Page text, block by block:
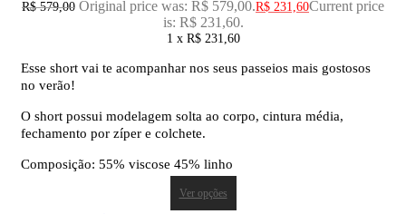
R$579,00 Original price was: R$ 579,00.R$ 231,60Current price
is: R$ 231,60.
1 x R$231,60
Esse short vai te acompanhar nos seus passeios mais gostosos
no verão!
O short possui modelagem solta ao corpo, cintura média,
fechamento por zíper e colchete.
Composição: 55% viscose 45% linho
Ver opções